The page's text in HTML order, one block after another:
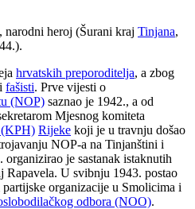
narodni heroj (Šurani kraj Tinjana,
hrvatskih preporoditelja, a zbog
fašisti. Prve vijesti o
(NOP) saznao je 1942., a od
Mjesnog komiteta
(KPH) Rijeke koji je u travnju došao
NOP-a na Tinjanštini i
organizirao je sastanak istaknutih
Rapavela. U svibnju 1943. postao
organizacije u Smolicima i
odbora (NOO).